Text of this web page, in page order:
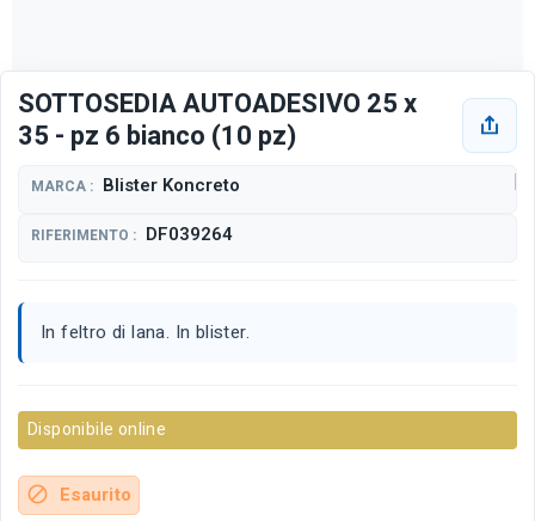
SOTTOSEDIA AUTOADESIVO 25 x
35 - pz 6 bianco (10 pz)
MARCA : Blister Koncreto
RIFERIMENTO : DF039264
In feltro di lana. In blister.
Disponibile online
block Esaurito